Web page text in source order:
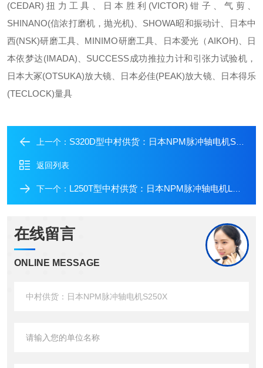
(CEDAR)扭力工具、日本胜利(VICTOR)钳子、气剪、
SHINANO(信浓打磨机，抛光机)、SHOWA昭和振动计、日本中
西(NSK)研磨工具、MINIMO研磨工具、日本爱光（AIKOH)、日
本依梦达(IMADA)、SUCCESS成功推拉力计和引张力试验机，
日本大冢(OTSUKA)放大镜、日本必佳(PEAK)放大镜、日本得乐
(TECLOCK)量具
上一个： S320D型中村供货：日本NPM脉冲轴电机S320D
返回列表
下一个： L250T型中村供货：日本NPM脉冲轴电机L250T
在线留言
ONLINE MESSAGE